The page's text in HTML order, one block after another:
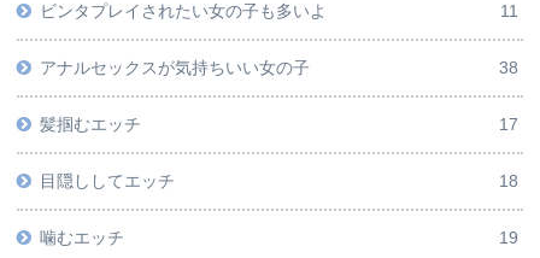
ビンタプレイされたい女の子も多いよ 11
アナルセックスが気持ちいい女の子 38
髪掴むエッチ 17
目隠ししてエッチ 18
噛むエッチ 19